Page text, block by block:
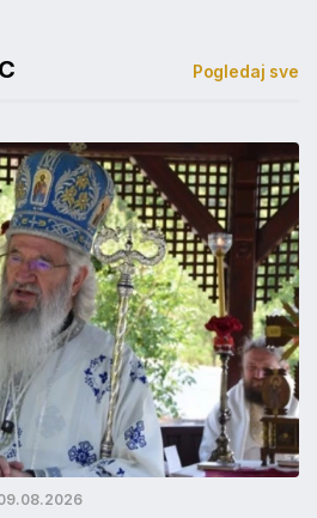
Pogledaj sve